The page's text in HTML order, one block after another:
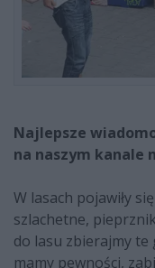
Najlepsze
na naszym kanale
W lasach pojawiły
szlachetne,
do lasu zbierajmy te
mamy pewności,